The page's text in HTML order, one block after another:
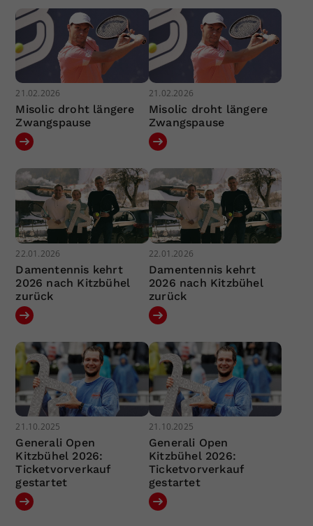
21.02.2026
Misolic droht längere
Zwangspause
21.02.2026
Misolic droht längere
Zwangspause
22.01.2026
Damentennis kehrt
2026 nach Kitzbühel
zurück
22.01.2026
Damentennis kehrt
2026 nach Kitzbühel
zurück
21.10.2025
Generali Open
Kitzbühel 2026:
Ticketvorverkauf
gestartet
21.10.2025
Generali Open
Kitzbühel 2026:
Ticketvorverkauf
gestartet